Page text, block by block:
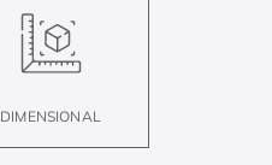
DIMENSIONAL